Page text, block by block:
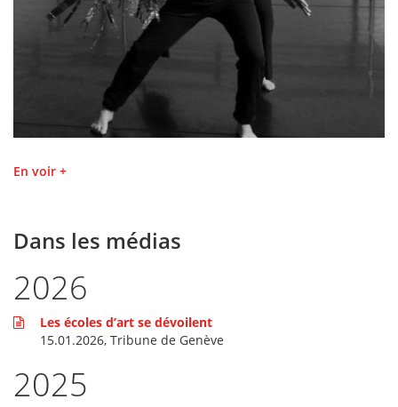
En voir +
Dans les médias
2026
Les écoles d’art se dévoilent
15.01.2026, Tribune de Genève
2025